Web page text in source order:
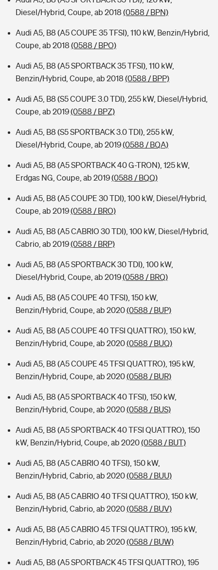
Diesel/Hybrid, Coupe, ab 2018 (0588 / BPN)
Audi A5, B8 (A5 COUPE 35 TFSI), 110 kW, Benzin/Hybrid,
Coupe, ab 2018 (0588 / BPO)
Audi A5, B8 (A5 SPORTBACK 35 TFSI), 110 kW,
Benzin/Hybrid, Coupe, ab 2018 (0588 / BPP)
Audi A5, B8 (S5 COUPE 3.0 TDI), 255 kW, Diesel/Hybrid,
Coupe, ab 2019(0588 / BPZ)
Audi A5, B8 (S5 SPORTBACK 3.0 TDI), 255 kW,
Diesel/Hybrid, Coupe, ab 2019(0588 / BQA)
Audi A5, B8 (A5 SPORTBACK 40 G-TRON), 125 kW,
Erdgas NG, Coupe, ab 2019(0588 / BQQ)
Audi A5, B8 (A5 COUPE 30 TDI), 100 kW, Diesel/Hybrid,
Coupe, ab 2019(0588 / BRO)
Audi A5, B8 (A5 CABRIO 30 TDI), 100 kW, Diesel/Hybrid,
Cabrio, ab 2019(0588 / BRP)
Audi A5, B8 (A5 SPORTBACK 30 TDI), 100 kW,
Diesel/Hybrid, Coupe, ab 2019(0588 / BRQ)
Audi A5, B8 (A5 COUPE 40 TFSI), 150 kW,
Benzin/Hybrid, Coupe, ab 2020(0588 / BUP)
Audi A5, B8 (A5 COUPE 40 TFSI QUATTRO), 150 kW,
Benzin/Hybrid, Coupe, ab 2020(0588 / BUQ)
Audi A5, B8 (A5 COUPE 45 TFSI QUATTRO), 195 kW,
Benzin/Hybrid, Coupe, ab 2020(0588 / BUR)
Audi A5, B8 (A5 SPORTBACK 40 TFSI), 150 kW,
Benzin/Hybrid, Coupe, ab 2020(0588 / BUS)
Audi A5, B8 (A5 SPORTBACK 40 TFSI QUATTRO), 150
kW, Benzin/Hybrid, Coupe, ab 2020(0588 / BUT)
Audi A5, B8 (A5 CABRIO 40 TFSI), 150 kW,
Benzin/Hybrid, Cabrio, ab 2020(0588 / BUU)
Audi A5, B8 (A5 CABRIO 40 TFSI QUATTRO), 150 kW,
Benzin/Hybrid, Cabrio, ab 2020(0588 / BUV)
Audi A5, B8 (A5 CABRIO 45 TFSI QUATTRO), 195 kW,
Benzin/Hybrid, Cabrio, ab 2020(0588 / BUW)
Audi A5, B8 (A5 SPORTBACK 45 TFSI QUATTRO), 195